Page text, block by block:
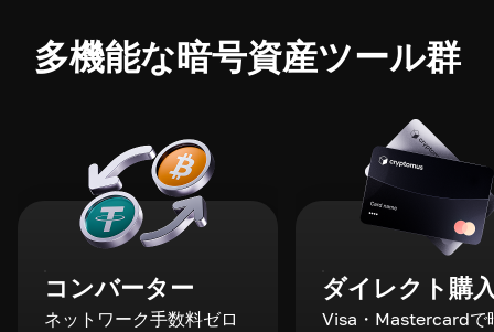
多機能な暗号資産ツール群
コンバーター
ネットワーク手数料ゼロ
ダイレクト購
Visa・Mastercardで